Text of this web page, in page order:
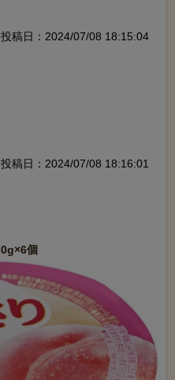
投稿日：2024/07/08 18:15:04
投稿日：2024/07/08 18:16:01